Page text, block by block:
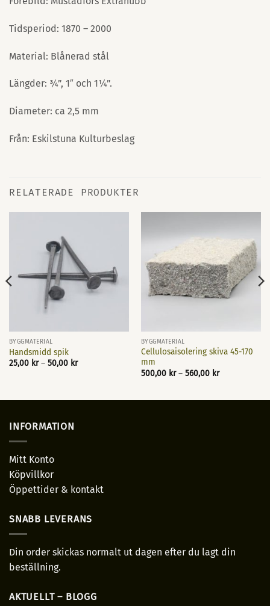
Tidsperiod: 1870 – 2000
Material: Blånerad stål
Längder: ¾”, 1″ och 1¼”.
Diameter: ca 2,5 mm
Från: Eskilstuna Kulturbeslag
RELATERADE PRODUKTER
BYGGMATERIAL
Handsmidd spik
25,00 kr – 50,00 krPrisintervall:
BYGGMATERIAL
Cellulosaisolering skiva 45-170
mm
500,00 kr – 560,00 krPrisintervall:
INFORMATION
Mitt Konto
Köpvillkor
Öppettider & kontakt
SNABB LEVERANS
Din order skickas normalt ut dagen efter du lagt din
beställning.
AKTUELLT – BLOGG